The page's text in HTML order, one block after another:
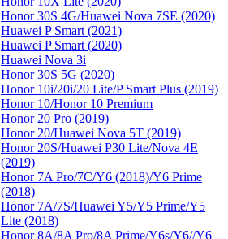
Honor 30S 4G/Huawei Nova 7SE (2020)
Huawei P Smart (2021)
Huawei P Smart (2020)
Huawei Nova 3i
Honor 30S 5G (2020)
Honor 10i/20i/20 Lite/P Smart Plus (2019)
Honor 10/Honor 10 Premium
Honor 20 Pro (2019)
Honor 20/Huawei Nova 5T (2019)
Honor 20S/Huawei P30 Lite/Nova 4E
(2019)
Honor 7A Pro/7C/Y6 (2018)/Y6 Prime
(2018)
Honor 7A/7S/Huawei Y5/Y5 Prime/Y5
Lite (2018)
Honor 8A/8A Pro/8A Prime/Y6s/Y6//Y6